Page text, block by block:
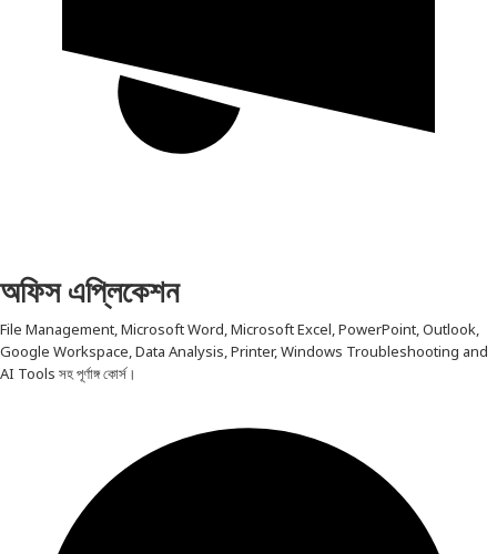
অফিস এপ্লিকেশন
File Management, Microsoft Word, Microsoft Excel, PowerPoint, Outlook,
Google Workspace, Data Analysis, Printer, Windows Troubleshooting and
AI Tools সহ পূর্ণাঙ্গ কোর্স।